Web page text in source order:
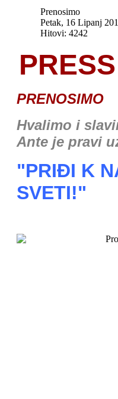
Prenosimo
Petak, 16 Lipanj
Hitovi: 4242
PRESS
PRENOSIMO
Hvalimo i
Ante je pravi
"PRIĐI K
SVETI!"